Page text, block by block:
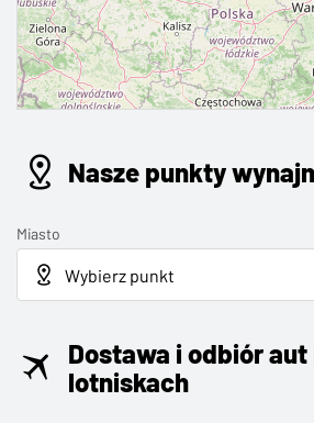
Nasze punkty
Miasto
Dostawa i odbiór
lotniskach